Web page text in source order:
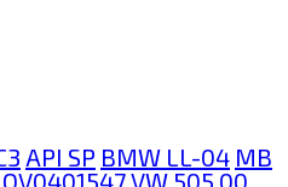
API SP BMW LL-04 MB
VW 505 00